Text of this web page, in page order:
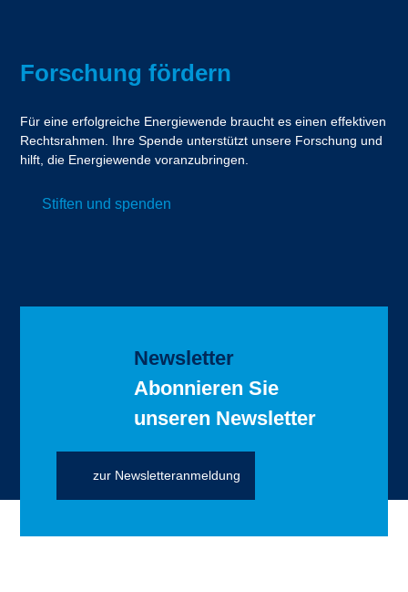
Forschung fördern
Für eine erfolgreiche Energiewende braucht es einen effektiven
Rechtsrahmen. Ihre Spende unterstützt unsere Forschung und
hilft, die Energiewende voranzubringen.
Stiften und spenden
Newsletter
Abonnieren Sie
unseren Newsletter
zur Newsletteranmeldung